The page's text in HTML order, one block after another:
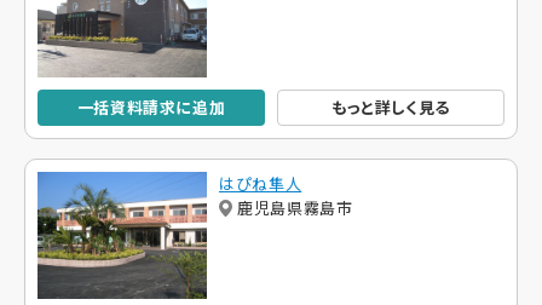
一括資料請求に追加 もっと詳しく見る
はぴね隼人
鹿児島県霧島市